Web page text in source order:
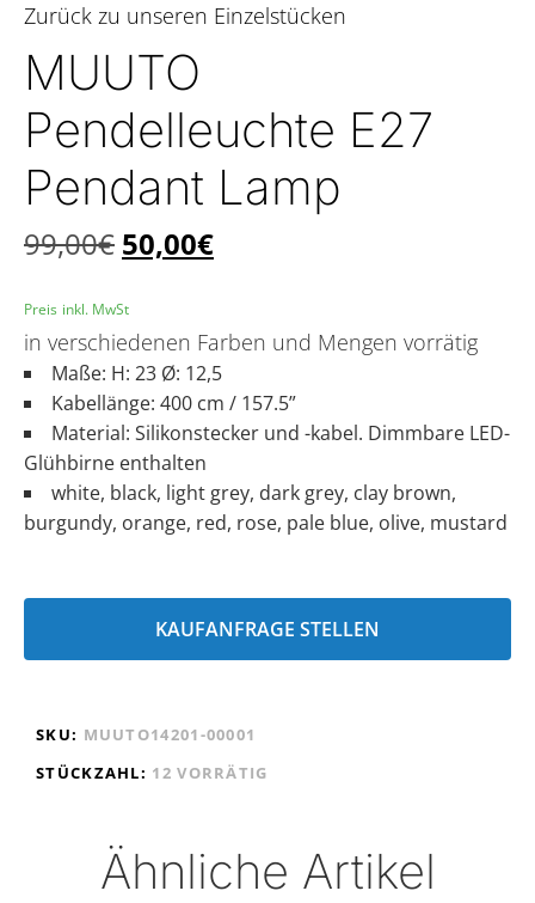
Zurück zu unseren Einzelstücken
MUUTO
Pendelleuchte E27
Pendant Lamp
99,00€ 50,00€
Preis inkl. MwSt
in verschiedenen Farben und Mengen vorrätig
Maße: H: 23 Ø: 12,5
Kabellänge: 400 cm / 157.5”
Material: Silikonstecker und -kabel. Dimmbare LED-
Glühbirne enthalten
white, black, light grey, dark grey, clay brown,
burgundy, orange, red, rose, pale blue, olive, mustard
KAUFANFRAGE STELLEN
SKU: MUUTO14201-00001
STÜCKZAHL: 12 VORRÄTIG
Ähnliche Artikel